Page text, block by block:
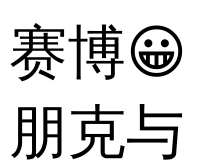
赛博😀
朋克与